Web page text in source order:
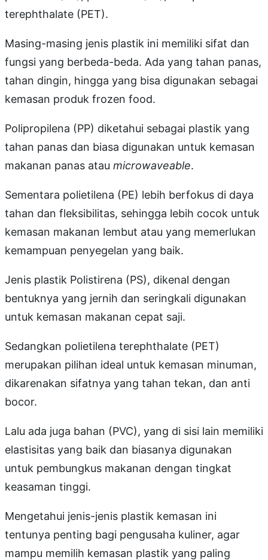
terephthalate (PET).
Masing-masing jenis plastik ini memiliki sifat dan
fungsi yang berbeda-beda. Ada yang tahan panas,
tahan dingin, hingga yang bisa digunakan sebagai
kemasan produk frozen food.
Polipropilena (PP) diketahui sebagai plastik yang
tahan panas dan biasa digunakan untuk kemasan
makanan panas atau microwaveable.
Sementara polietilena (PE) lebih berfokus di daya
tahan dan fleksibilitas, sehingga lebih cocok untuk
kemasan makanan lembut atau yang memerlukan
kemampuan penyegelan yang baik.
Jenis plastik Polistirena (PS), dikenal dengan
bentuknya yang jernih dan seringkali digunakan
untuk kemasan makanan cepat saji.
Sedangkan polietilena terephthalate (PET)
merupakan pilihan ideal untuk kemasan minuman,
dikarenakan sifatnya yang tahan tekan, dan anti
bocor.
Lalu ada juga bahan (PVC), yang di sisi lain memiliki
elastisitas yang baik dan biasanya digunakan
untuk pembungkus makanan dengan tingkat
keasaman tinggi.
Mengetahui jenis-jenis plastik kemasan ini
tentunya penting bagi pengusaha kuliner, agar
mampu memilih kemasan plastik yang paling